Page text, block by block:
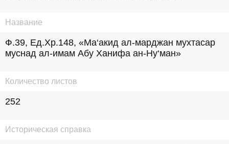
Название
Ф.39, Ед.Хр.148, «Ма‘акид ал-марджан мухтасар
муснад ал-имам Абу Ханифа ан-Ну‘ман»
Количество листов
252
Историческая справка